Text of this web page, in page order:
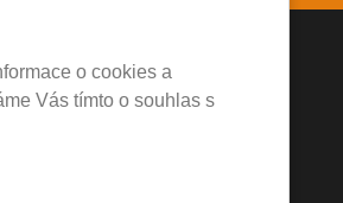
o cookies a
Vás tímto o souhlas s